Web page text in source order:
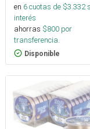
en 6cuotas de $3.332
interés
ahorras $800 por
transferencia.
Disponible